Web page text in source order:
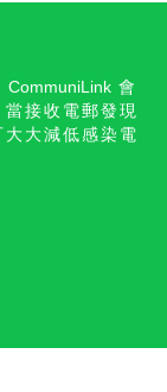
CommuniLink會
接收電郵發現
大減低感染電